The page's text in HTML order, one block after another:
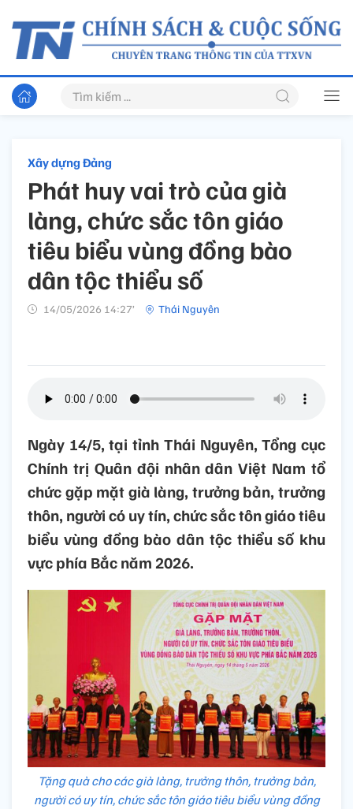
Xây dựng Đảng
Phát huy vai trò của già
làng, chức sắc tôn giáo
tiêu biểu vùng đồng bào
dân tộc thiểu số
14/05/2026 14:27’ Thái Nguyên
Ngày 14/5, tại tỉnh Thái Nguyên, Tổng cục
Chính trị Quân đội nhân dân Việt Nam tổ
chức gặp mặt già làng, trưởng bản, trưởng
thôn, người có uy tín, chức sắc tôn giáo tiêu
biểu vùng đồng bào dân tộc thiểu số khu
vực phía Bắc năm 2026.
Tặng quà cho các già làng, trưởng thôn, trưởng bản,
người có uy tín, chức sắc tôn giáo tiêu biểu vùng đồng